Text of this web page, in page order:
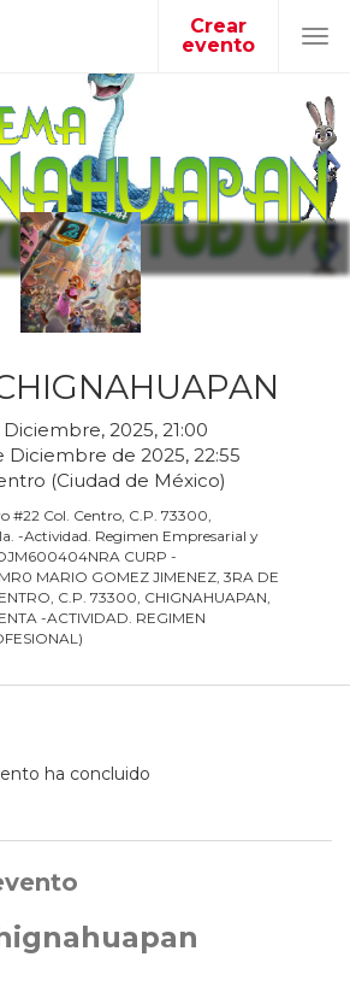
Crear
evento
Diciembre, 2025, 21:00
Diciembre de 2025, 22:55
(Ciudad de México)
#22 Col. Centro, C.P. 73300,
-Actividad. Regimen Empresarial y
CURP -
MARIO GOMEZ JIMENEZ, 3RA DE
C.P. 73300, CHIGNAHUAPAN,
-ACTIVIDAD. REGIMEN
)
ha concluido